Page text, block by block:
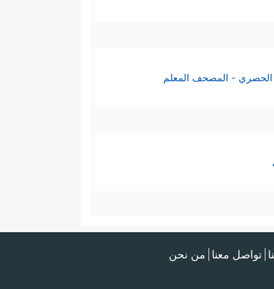
الحصري - المصحف المعلم
تواصل معنا من نحن